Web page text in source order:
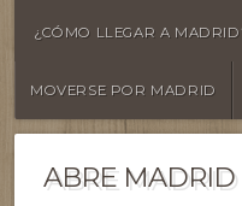
¿CÓMO LLEGAR A
MOVERSE POR MADRID
ABRE MADRID